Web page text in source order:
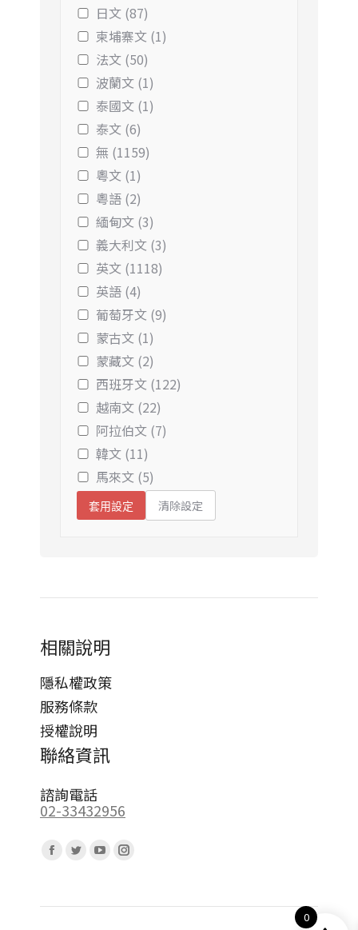
日文 (87)
柬埔寨文 (1)
法文 (50)
波蘭文 (1)
泰國文 (1)
泰文 (6)
無 (1159)
粵文 (1)
粵語 (2)
緬甸文 (3)
義大利文 (3)
英文 (1118)
英語 (4)
葡萄牙文 (9)
蒙古文 (1)
蒙藏文 (2)
西班牙文 (122)
越南文 (22)
阿拉伯文 (7)
韓文 (11)
馬來文 (5)
套用設定 清除設定
相關說明
隱私權政策
服務條款
授權說明
聯絡資訊
諮詢電話
02-33432956
Facebook
opens
Twitter
opens
YouTube
opens
Instagram
opens
0